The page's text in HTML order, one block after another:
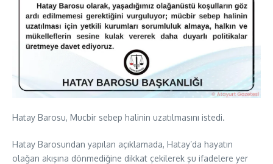
Hatay Barosu, Mucbir sebep halinin uzatılmasını istedi.
Hatay Barosundan yapılan açıklamada, Hatay’da hayatın
olağan akışına dönmediğine dikkat çekilerek şu ifadelere yer